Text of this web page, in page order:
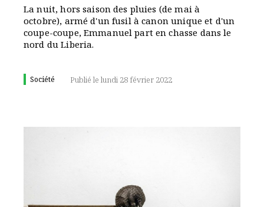
La nuit, hors saison des pluies (de mai à
octobre), armé d'un fusil à canon unique et d'un
coupe-coupe, Emmanuel part en chasse dans le
nord du Liberia.
Société Publié le lundi 28 février 2022